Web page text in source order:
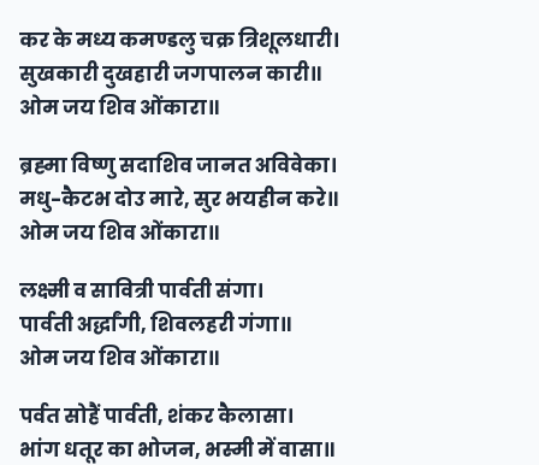
कर के मध्य कमण्डलु चक्र त्रिशूलधारी।
सुखकारी दुखहारी जगपालन कारी॥
ओम जय शिव ओंकारा॥
ब्रह्मा विष्णु सदाशिव जानत अविवेका।
मधु-कैटभ दो‌उ मारे, सुर भयहीन करे॥
ओम जय शिव ओंकारा॥
लक्ष्मी व सावित्री पार्वती संगा।
पार्वती अर्द्धांगी, शिवलहरी गंगा॥
ओम जय शिव ओंकारा॥
पर्वत सोहैं पार्वती, शंकर कैलासा।
भांग धतूर का भोजन, भस्मी में वासा॥